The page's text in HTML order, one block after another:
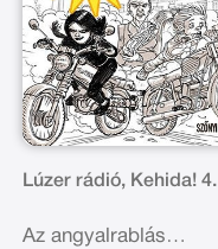
Lúzer rádió, Kehida! 4.
Az angyalrablás